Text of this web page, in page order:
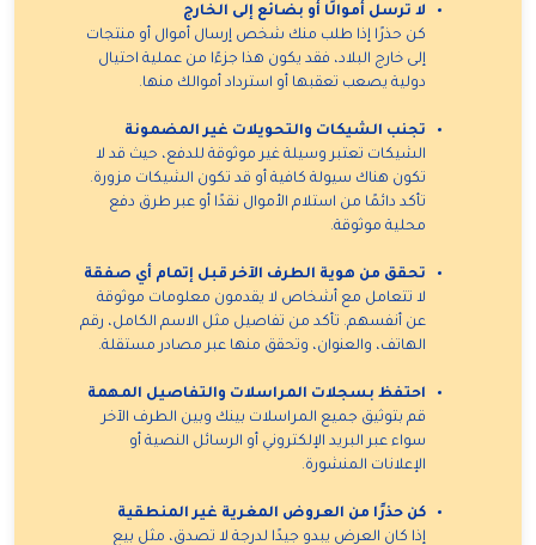
لا ترسل أموالًا أو بضائع إلى الخارج
كن حذرًا إذا طلب منك شخص إرسال أموال أو منتجات
إلى خارج البلاد، فقد يكون هذا جزءًا من عملية احتيال
دولية يصعب تعقبها أو استرداد أموالك منها.
تجنب الشيكات والتحويلات غير المضمونة
الشيكات تعتبر وسيلة غير موثوقة للدفع، حيث قد لا
تكون هناك سيولة كافية أو قد تكون الشيكات مزورة.
تأكد دائمًا من استلام الأموال نقدًا أو عبر طرق دفع
محلية موثوقة.
تحقق من هوية الطرف الآخر قبل إتمام أي صفقة
لا تتعامل مع أشخاص لا يقدمون معلومات موثوقة
عن أنفسهم. تأكد من تفاصيل مثل الاسم الكامل، رقم
الهاتف، والعنوان، وتحقق منها عبر مصادر مستقلة.
احتفظ بسجلات المراسلات والتفاصيل المهمة
قم بتوثيق جميع المراسلات بينك وبين الطرف الآخر
سواء عبر البريد الإلكتروني أو الرسائل النصية أو
الإعلانات المنشورة.
كن حذرًا من العروض المغرية غير المنطقية
إذا كان العرض يبدو جيدًا لدرجة لا تصدق، مثل بيع